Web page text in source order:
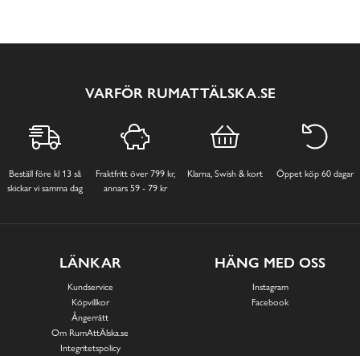
VARFÖR RUMATTÄLSKA.SE
Beställ före kl 13 så
skickar vi samma dag
Fraktfritt över 799 kr,
annars 59 - 79 kr
Klarna, Swish & kort Öppet köp 60 dagar
LÄNKAR
Kundservice
Köpvillkor
Ångerrätt
Om RumAttÄlska.se
Integritetspolicy
HÄNG MED OSS
Instagram
Facebook